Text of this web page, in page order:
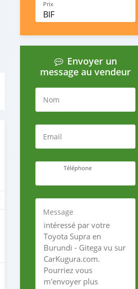
Prix
BIF
Envoyer un
message au vendeur
Nom
Email
Téléphone
Message